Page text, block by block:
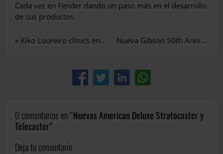
Cada vez en Fender dando un paso más en el desarrollo
de sus productos.
« Kiko Loureiro clínics en España Nueva Gibson 50th Anniversary Les Paul Custom Black Beauty
0 comentarios en Nuevas American Deluxe Stratocaster y
Telecaster
Deja tu comentario